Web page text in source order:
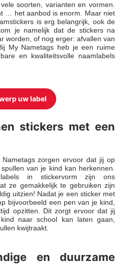
soorten, varianten en vormen.
… het aanbod is enorm. Maar niet
is erg belangrijk, ook de
je namelijk dat de stickers na
worden, of nog erger: afvallen van
My Nametags heb je een ruime
en kwaliteitsvolle naamlabels
uw label
stickers met een
zorgen ervoor dat jij op
van je kind kan herkennen.
in stickervorm zijn ons
ze gemakkelijk te gebruiken zijn
uitzien! Nadat je een sticker met
bijvoorbeeld een pen van je kind,
opzitten. Dit zorgt ervoor dat jij
naar school kan laten gaan,
kwijtraakt.
en duurzame